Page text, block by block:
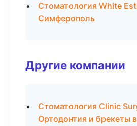
Стоматология White
Симферополь
Другие компании
Стоматология Clinic
Ортодонтия и брекеты